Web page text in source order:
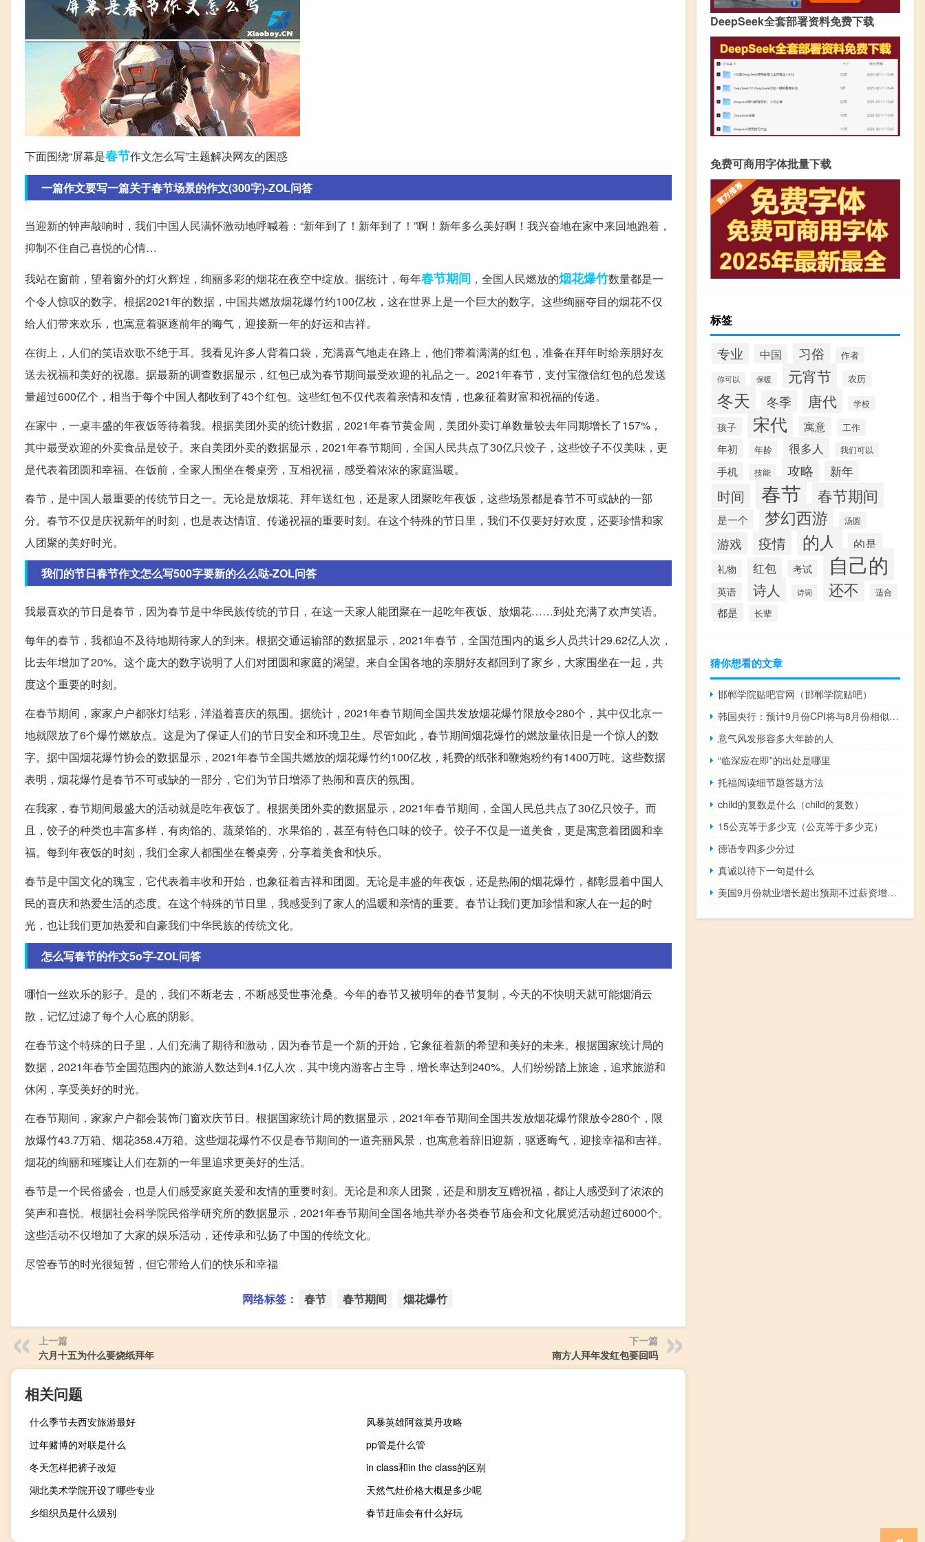
下面围绕“屏幕是春节作文怎么写”主题解决网友的困惑
一篇作文要写一篇关于春节场景的作文(300字)-ZOL问答
当迎新的钟声敲响时，我们中国人民满怀激动地呼喊着：“新年到了！新年到了！”啊！新年多么美好啊！我兴奋地在家中来回地跑着，
抑制不住自己喜悦的心情…
我站在窗前，望着窗外的灯火辉煌，绚丽多彩的烟花在夜空中绽放。据统计，每年春节期间 ，全国人民燃放的烟花爆竹数量都是一
个令人惊叹的数字。根据2021年的数据，中国共燃放烟花爆竹约100亿枚，这在世界上是一个巨大的数字。这些绚丽夺目的烟花不仅
给人们带来欢乐，也寓意着驱逐前年的晦气，迎接新一年的好运和吉祥。
在街上，人们的笑语欢歌不绝于耳。我看见许多人背着口袋，充满喜气地走在路上，他们带着满满的红包，准备在拜年时给亲朋好友
送去祝福和美好的祝愿。据最新的调查数据显示，红包已成为春节期间最受欢迎的礼品之一。2021年春节，支付宝微信红包的总发送
量超过600亿个，相当于每个中国人都收到了43个红包。这些红包不仅代表着亲情和友情，也象征着财富和祝福的传递。
在家中，一桌丰盛的年夜饭等待着我。根据美团外卖的统计数据，2021年春节黄金周，美团外卖订单数量较去年同期增长了157%，
其中最受欢迎的外卖食品是饺子。来自美团外卖的数据显示，2021年春节期间，全国人民共点了30亿只饺子，这些饺子不仅美味，更
是代表着团圆和幸福。在饭前，全家人围坐在餐桌旁，互相祝福，感受着浓浓的家庭温暖。
春节，是中国人最重要的传统节日之一。无论是放烟花、拜年送红包，还是家人团聚吃年夜饭，这些场景都是春节不可或缺的一部
分。春节不仅是庆祝新年的时刻，也是表达情谊、传递祝福的重要时刻。在这个特殊的节日里，我们不仅要好好欢度，还要珍惜和家
人团聚的美好时光。
我们的节日春节作文怎么写500字要新的么么哒-ZOL问答
我最喜欢的节日是春节，因为春节是中华民族传统的节日，在这一天家人能团聚在一起吃年夜饭、放烟花……到处充满了欢声笑语。
每年的春节，我都迫不及待地期待家人的到来。根据交通运输部的数据显示，2021年春节，全国范围内的返乡人员共计29.62亿人次，
比去年增加了20%。这个庞大的数字说明了人们对团圆和家庭的渴望。来自全国各地的亲朋好友都回到了家乡，大家围坐在一起，共
度这个重要的时刻。
在春节期间，家家户户都张灯结彩，洋溢着喜庆的氛围。据统计，2021年春节期间全国共发放烟花爆竹限放令280个，其中仅北京一
地就限放了6个爆竹燃放点。这是为了保证人们的节日安全和环境卫生。尽管如此，春节期间烟花爆竹的燃放量依旧是一个惊人的数
字。据中国烟花爆竹协会的数据显示，2021年春节全国共燃放的烟花爆竹约100亿枚，耗费的纸张和鞭炮粉约有1400万吨。这些数据
表明，烟花爆竹是春节不可或缺的一部分，它们为节日增添了热闹和喜庆的氛围。
在我家，春节期间最盛大的活动就是吃年夜饭了。根据美团外卖的数据显示，2021年春节期间，全国人民总共点了30亿只饺子。而
且，饺子的种类也丰富多样，有肉馅的、蔬菜馅的、水果馅的，甚至有特色口味的饺子。饺子不仅是一道美食，更是寓意着团圆和幸
福。每到年夜饭的时刻，我们全家人都围坐在餐桌旁，分享着美食和快乐。
春节是中国文化的瑰宝，它代表着丰收和开始，也象征着吉祥和团圆。无论是丰盛的年夜饭，还是热闹的烟花爆竹，都彰显着中国人
民的喜庆和热爱生活的态度。在这个特殊的节日里，我感受到了家人的温暖和亲情的重要。春节让我们更加珍惜和家人在一起的时
光，也让我们更加热爱和自豪我们中华民族的传统文化。
怎么写春节的作文5o字-ZOL问答
哪怕一丝欢乐的影子。是的，我们不断老去，不断感受世事沧桑。今年的春节又被明年的春节复制，今天的不快明天就可能烟消云
散，记忆过滤了每个人心底的阴影。
在春节这个特殊的日子里，人们充满了期待和激动，因为春节是一个新的开始，它象征着新的希望和美好的未来。根据国家统计局的
数据，2021年春节全国范围内的旅游人数达到4.1亿人次，其中境内游客占主导，增长率达到240%。人们纷纷踏上旅途，追求旅游和
休闲，享受美好的时光。
在春节期间，家家户户都会装饰门窗欢庆节日。根据国家统计局的数据显示，2021年春节期间全国共发放烟花爆竹限放令280个，限
放爆竹43.7万箱、烟花358.4万箱。这些烟花爆竹不仅是春节期间的一道亮丽风景，也寓意着辞旧迎新，驱逐晦气，迎接幸福和吉祥。
烟花的绚丽和璀璨让人们在新的一年里追求更美好的生活。
春节是一个民俗盛会，也是人们感受家庭关爱和友情的重要时刻。无论是和亲人团聚，还是和朋友互赠祝福，都让人感受到了浓浓的
笑声和喜悦。根据社会科学院民俗学研究所的数据显示，2021年春节期间全国各地共举办各类春节庙会和文化展览活动超过6000个。
这些活动不仅增加了大家的娱乐活动，还传承和弘扬了中国的传统文化。
尽管春节的时光很短暂，但它带给人们的快乐和幸福
网络标签： 春节 春节期间 烟花爆竹
上一篇
六月十五为什么要烧纸拜年
下一篇
南方人拜年发红包要回吗
相关问题
什么季节去西安旅游最好
风暴英雄阿兹莫丹攻略
过年赌博的对联是什么
pp管是什么管
冬天怎样把裤子改短
in class和in the class的区别
湖北美术学院开设了哪些专业
天然气灶价格大概是多少呢
乡组织员是什么级别
春节赶庙会有什么好玩
DeepSeek全套部署资料免费下载
免费可商用字体批量下载
标签
专业 中国 习俗 作者
你可以 保暖 元宵节 农历
冬天 冬季 唐代 学校
孩子 宋代 寓意 工作
年初 年龄 很多人 我们可以
手机 技能 攻略 新年
时间 春节 春节期间
是一个 梦幻西游 汤圆
游戏 疫情 的人 的是
礼物 红包 考试 自己的
英语 诗人 诗词 还不 适合
都是 长辈
猜你想看的文章
邯郸学院贴吧官网（邯郸学院贴吧）
韩国央行：预计9月份CPI将与8月份相似或更高
意气风发形容多大年龄的人
“临深应在即”的出处是哪里
托福阅读细节题答题方法
child的复数是什么（child的复数）
15公克等于多少克（公克等于多少克）
德语专四多少分过
真诚以待下一句是什么
美国9月份就业增长超出预期不过薪资增长正在放缓